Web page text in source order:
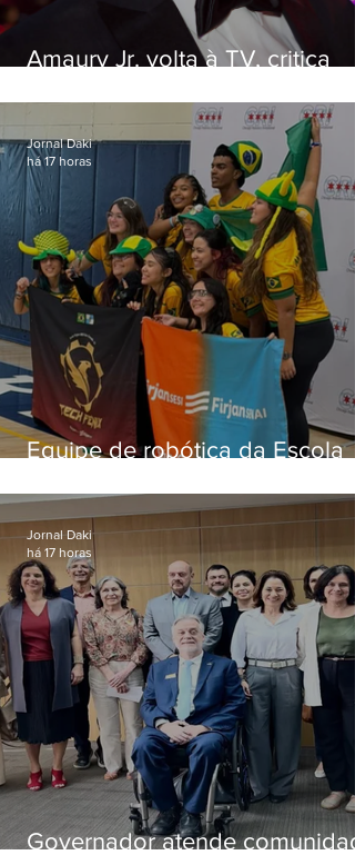
Amaury Jr. volta à TV, critica
viraram colunistas de si
Equipe de robótica da Escola
prêmio internacional nos EUA
Jornal Daki
há 17 horas
Governador atende
Jornal Daki
há 17 horas